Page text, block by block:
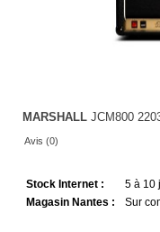
MARSHALL JCM800
Avis (0)
Stock Internet :
5 à 10
Magasin Nantes :
Sur